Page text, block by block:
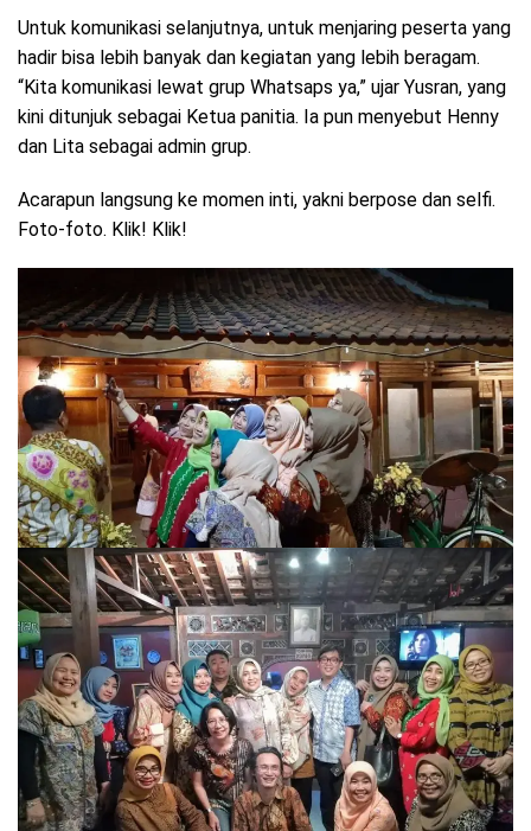
Untuk komunikasi selanjutnya, untuk menjaring peserta yang
hadir bisa lebih banyak dan kegiatan yang lebih beragam.
“Kita komunikasi lewat grup Whatsaps ya,” ujar Yusran, yang
kini ditunjuk sebagai Ketua panitia. Ia pun menyebut Henny
dan Lita sebagai admin grup.
Acarapun langsung ke momen inti, yakni berpose dan selfi.
Foto-foto. Klik! Klik!